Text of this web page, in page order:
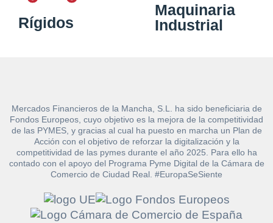
Rígidos
Maquinaria
Industrial
Mercados Financieros de la Mancha, S.L. ha sido beneficiaria de
Fondos Europeos, cuyo objetivo es la mejora de la competitividad
de las PYMES, y gracias al cual ha puesto en marcha un Plan de
Acción con el objetivo de reforzar la digitalización y la
competitividad de las pymes durante el año 2025. Para ello ha
contado con el apoyo del Programa Pyme Digital de la Cámara de
Comercio de Ciudad Real. #EuropaSeSiente
Solicitar
documentación
sobre la peritación
Rellene este formulario y recibirá en su email el
enlace para descargar la documentación
Nombre y Apellidos*
Hacer Oferta
Razón social* CIF/DNI Ofertante*
Sobre Merfinsa
Venta de bienes muebles